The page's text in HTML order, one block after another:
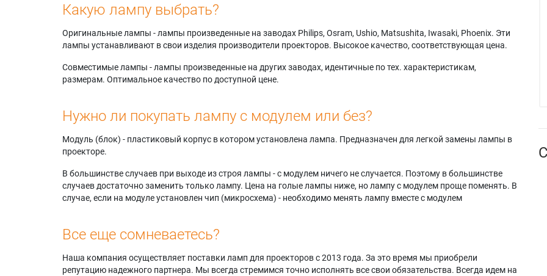
Какую лампу выбрать?
Оригинальные лампы - лампы произведенные на заводах Philips, Osram, Ushio, Matsushita, Iwasaki, Phoenix. Эти
лампы устанавливают в свои изделия производители проекторов. Высокое качество, соответствующая цена.
Совместимые лампы - лампы произведенные на других заводах, идентичные по тех. характеристикам,
размерам. Оптимальное качество по доступной цене.
Нужно ли покупать лампу с модулем или без?
Модуль (блок) - пластиковый корпус в котором установлена лампа. Предназначен для легкой замены лампы в
проекторе.
В большинстве случаев при выходе из строя лампы - с модулем ничего не случается. Поэтому в большинстве
случаев достаточно заменить только лампу. Цена на голые лампы ниже, но лампу с модулем проще поменять. В
случае, если на модуле установлен чип (микросхема) - необходимо менять лампу вместе с модулем
Все еще сомневаетесь?
Наша компания осуществляет поставки ламп для проекторов с 2013 года. За это время мы приобрели
репутацию надежного партнера. Мы всегда стремимся точно исполнять все свои обязательства. Всегда идем на